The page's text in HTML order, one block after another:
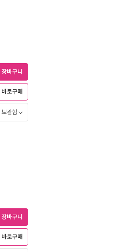
장바구니
바로구매
보관함
장바구니
바로구매